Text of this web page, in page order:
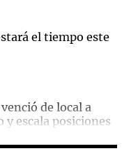
el tiempo este
de local a
y escala posiciones